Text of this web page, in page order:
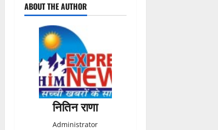
o
ABOUT THE AUTHOR
नितिन राणा
Administrator